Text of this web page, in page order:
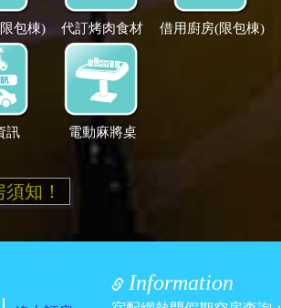
包棟) 代訂烤肉食材 借用廚房(限包棟)
訊 電動麻將桌
知！
Information